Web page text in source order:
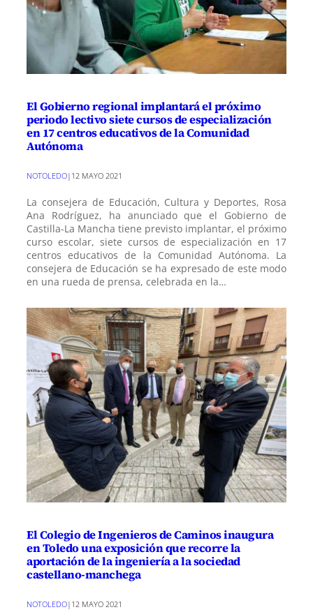
El Gobierno regional implantará el próximo
periodo lectivo siete cursos de especialización
en 17 centros educativos de la Comunidad
Autónoma
NOTOLEDO| 12 MAYO 2021
La consejera de Educación, Cultura y Deportes, Rosa
Ana Rodríguez, ha anunciado que el Gobierno de
Castilla-La Mancha tiene previsto implantar, el próximo
curso escolar, siete cursos de especialización en 17
centros educativos de la Comunidad Autónoma. La
consejera de Educación se ha expresado de este modo
en una rueda de prensa, celebrada en la…
El Colegio de Ingenieros de Caminos inaugura
en Toledo una exposición que recorre la
aportación de la ingeniería a la sociedad
castellano-manchega
NOTOLEDO| 12 MAYO 2021